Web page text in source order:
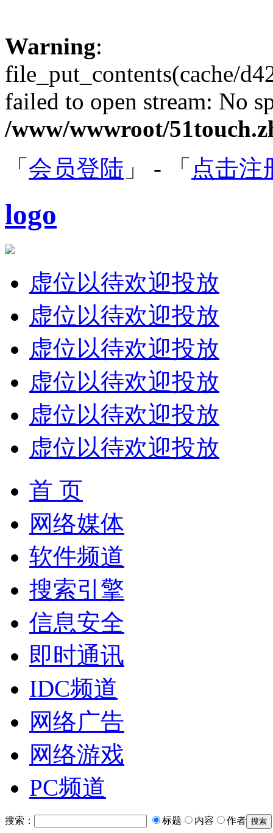
Warning:
file_put_contents(cache/
failed to open stream: No
/www/wwwroot/
「 会员登陆 」 - 「 点击注
logo
虚位以待欢迎投放
虚位以待欢迎投放
虚位以待欢迎投放
虚位以待欢迎投放
虚位以待欢迎投放
虚位以待欢迎投放
首 页
网络媒体
软件频道
搜索引擎
信息安全
即时通讯
IDC频道
网络广告
网络游戏
PC频道
搜索： 标题 内容 作者